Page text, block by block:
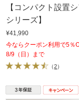
【コンパクト設置
シリーズ】
¥41,990
今ならクーポン利用で5％
8/9（日）まで
（2）